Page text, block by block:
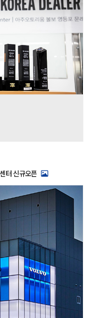
터 신규오픈